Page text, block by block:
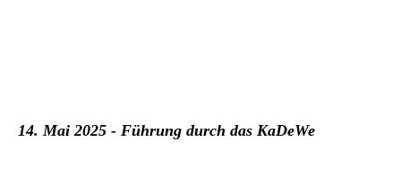
14. Mai 2025 - Führung durch das KaDeWe